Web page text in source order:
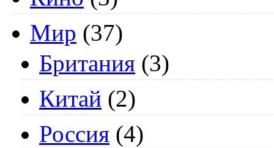
Мир (37)
Британия (3)
Китай (2)
Россия (4)